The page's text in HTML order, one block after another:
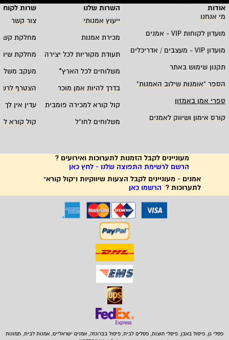
פסלי גן, פיסול באבן, פיסלי חוצות, פסלים לבית,פיסול בברונזה, אמנים ישראליים, אמנות לבית, תמונות
אודות השרות שלנו
שרות
מי אנחנו
ייעוץ אמנותי
צור קשר
מועדון לקוחותVIP - אמנים מכירת אמנות
מחלקת
מועדון
מעצבים / אדריכלים תעודת מקוריות לכל יצירה
מחלקת
תקנון שימוש באתר
משלוחים לכל הארץ*
מעקב
הספר "אומנות שילוב האמנות" בדרך להיות אמן מוכר
הצטרף
ספרי אמן באמזון
קול קורא למכירה פומבית
עדין אין לך
קורס אימון ושיווק לאמנים
משלוחים לחו"ל קול קורא
מעוניינים לקבל הזמנות לתערוכות ואירועים ?
הרשם לרשימת התפוצה שלנו - לחץ כאן
אמנים - מעוניינים לקבל הצעות שיווקיות ו"קול קורא"
לתערוכות ? הרשמו כאן